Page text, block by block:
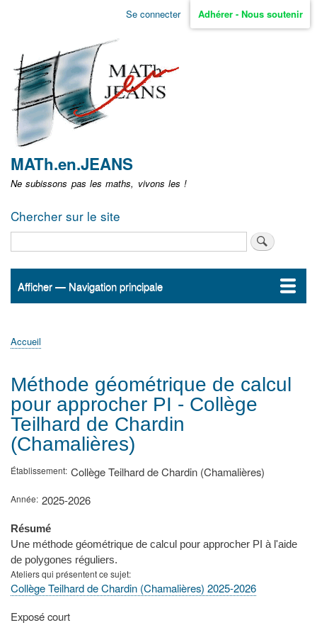
Aller
non
identifié
Se connecter Adhérer - Nous soutenir
MATh.en.JEANS
Ne subissons pas les maths, vivons les !
Chercher sur le site
Navigation
Afficher — Navigation principale
Accueil
ActualitésMATh.en.JEANS ?
Régions et Ateliers
Créer, gérer un atelier
Sujets/Publications
Congrès
d'Ariane
Accueil
Méthode géométrique de calcul
pour approcher PI - Collège
Teilhard de Chardin
(Chamalières)
Établissement Collège Teilhard de Chardin (Chamalières)
Année 2025-2026
Résumé
Une méthode géométrique de calcul pour approcher PI à l'aide
de polygones réguliers.
Ateliers qui présentent ce sujet
Collège Teilhard de Chardin (Chamalières) 2025-2026
Type
Exposé court